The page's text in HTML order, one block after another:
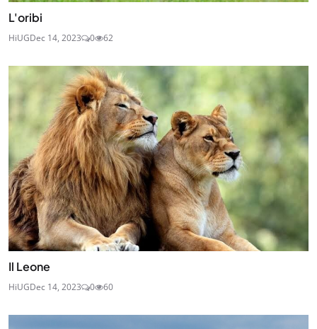
L'oribi
HiUGDec 14, 2023 0 62
Il Leone
HiUGDec 14, 2023 0 60